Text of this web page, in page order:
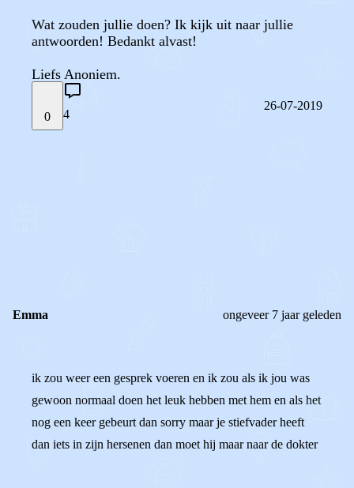
Wat zouden jullie doen? Ik kijk uit naar jullie
antwoorden! Bedankt alvast!
Liefs Anoniem.
0 4
26-07-2019
Emma ongeveer 7 jaar geleden
ik zou weer een gesprek voeren en ik zou als ik jou was
gewoon normaal doen het leuk hebben met hem en als het
nog een keer gebeurt dan sorry maar je stiefvader heeft
dan iets in zijn hersenen dan moet hij maar naar de dokter